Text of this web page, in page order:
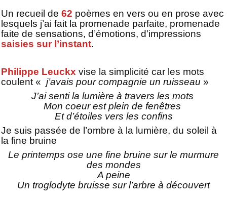
Un recueil de 62 poèmes en vers ou en prose avec
lesquels j’ai fait la promenade parfaite, promenade
faite de sensations, d’émotions, d’impressions
saisies sur l’instant.
Philippe Leuckx vise la simplicité car les mots
coulent « j’avais pour compagnie un ruisseau »
J’ai senti la lumière à travers les mots
Mon coeur est plein de fenêtres
Et d’étoiles vers les confins
Je suis passée de l’ombre à la lumière, du soleil à
la fine bruine
Le printemps ose une fine bruine sur le murmure
des mondes
A peine
Un troglodyte bruisse sur l’arbre à découvert